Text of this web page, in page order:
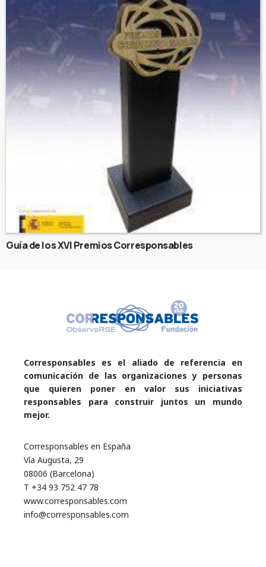
Guía de los XVI Premios Corresponsables
Corresponsables es el aliado de referencia en
comunicación de las organizaciones y personas
que quieren poner en valor sus iniciativas
responsables para construir juntos un mundo
mejor.
Corresponsables en España
Vía Augusta, 29
08006 (Barcelona)
T +34 93 752 47 78
www.corresponsables.com
info@corresponsables.com